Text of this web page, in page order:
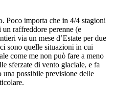
Poco importa che in 4/4 stagioni
raffreddore perenne (e
via un mese d’Estate per due
sono quelle situazioni in cui
come me non può fare a meno
sferzate di vento glaciale, e fa
una possibile previsione delle